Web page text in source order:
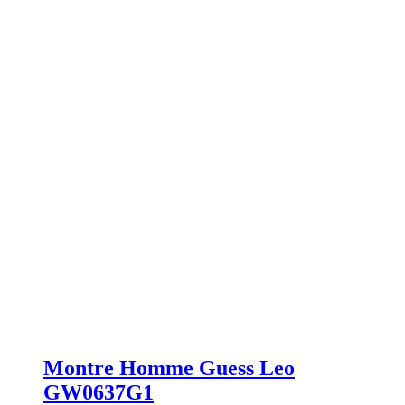
Montre Homme Guess Leo
GW0637G1